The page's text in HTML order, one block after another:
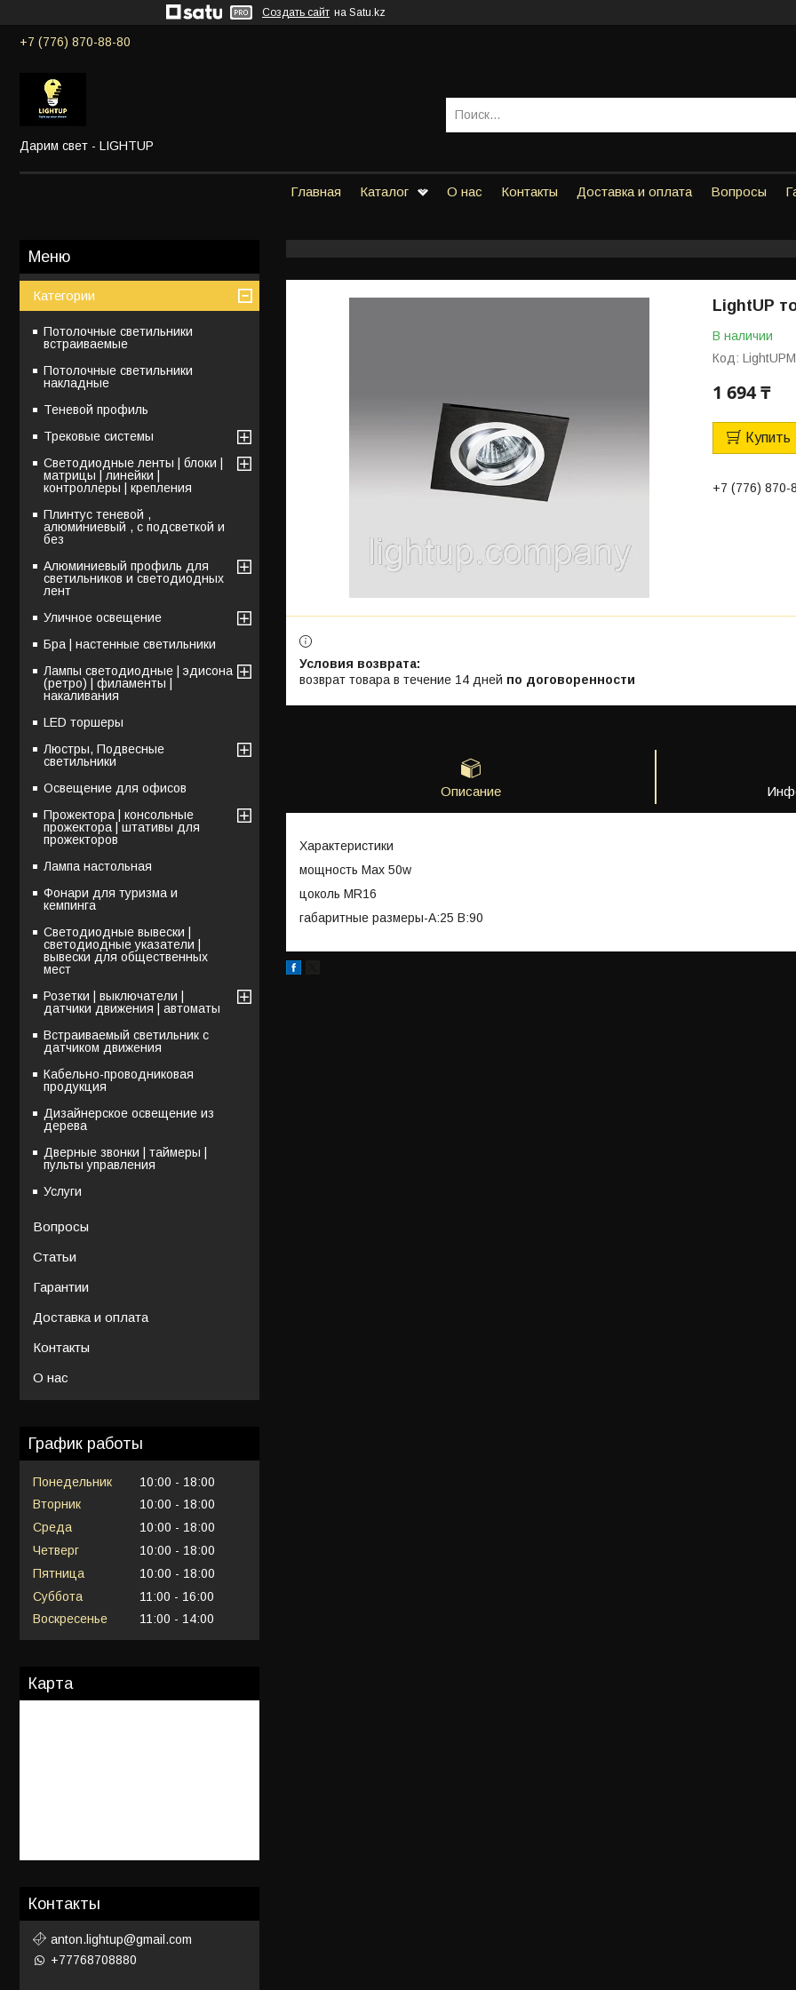
Создать сайт на Satu.kz
+7 (776) 870-88-80
Дарим свет - LIGHTUP
Главная Каталог О нас Контакты Доставка и оплата Вопросы
LightUP
В наличии
Код:
1 694 ₸
Купить
+7 (776) 870-
возврат товара в течение 14 дней по договоренности
Описание
Характеристики
мощность Max 50w
цоколь MR16
габаритные размеры-A:25 B:90
Категории
Потолочные светильники
встраиваемые
Потолочные светильники
накладные
Теневой профиль
Трековые системы
Светодиодные ленты | блоки |
матрицы | линейки |
контроллеры | крепления
Плинтус теневой ,
алюминиевый , с подсветкой и
без
Алюминиевый профиль для
светильников и светодиодных
лент
Уличное освещение
Бра | настенные светильники
Лампы светодиодные | эдисона
(ретро) | филаменты |
накаливания
LED торшеры
Люстры, Подвесные
светильники
Освещение для офисов
Прожектора | консольные
прожектора | штативы для
прожекторов
Лампа настольная
Фонари для туризма и
кемпинга
Светодиодные вывески |
светодиодные указатели |
вывески для общественных
мест
Розетки | выключатели |
датчики движения | автоматы
Встраиваемый светильник с
датчиком движения
Кабельно-проводниковая
продукция
Дизайнерское освещение из
дерева
Дверные звонки | таймеры |
пульты управления
Услуги
Вопросы
Статьи
Гарантии
Доставка и оплата
Контакты
О нас
График работы
Понедельник 10:00
18:00
Вторник
10:00
18:00
Среда
10:00
18:00
Четверг
10:00
18:00
Пятница
10:00
18:00
Суббота
11:00
16:00
Воскресенье
11:00 14:00
Карта
Контакты
anton.lightup@gmail.com
+77768708880